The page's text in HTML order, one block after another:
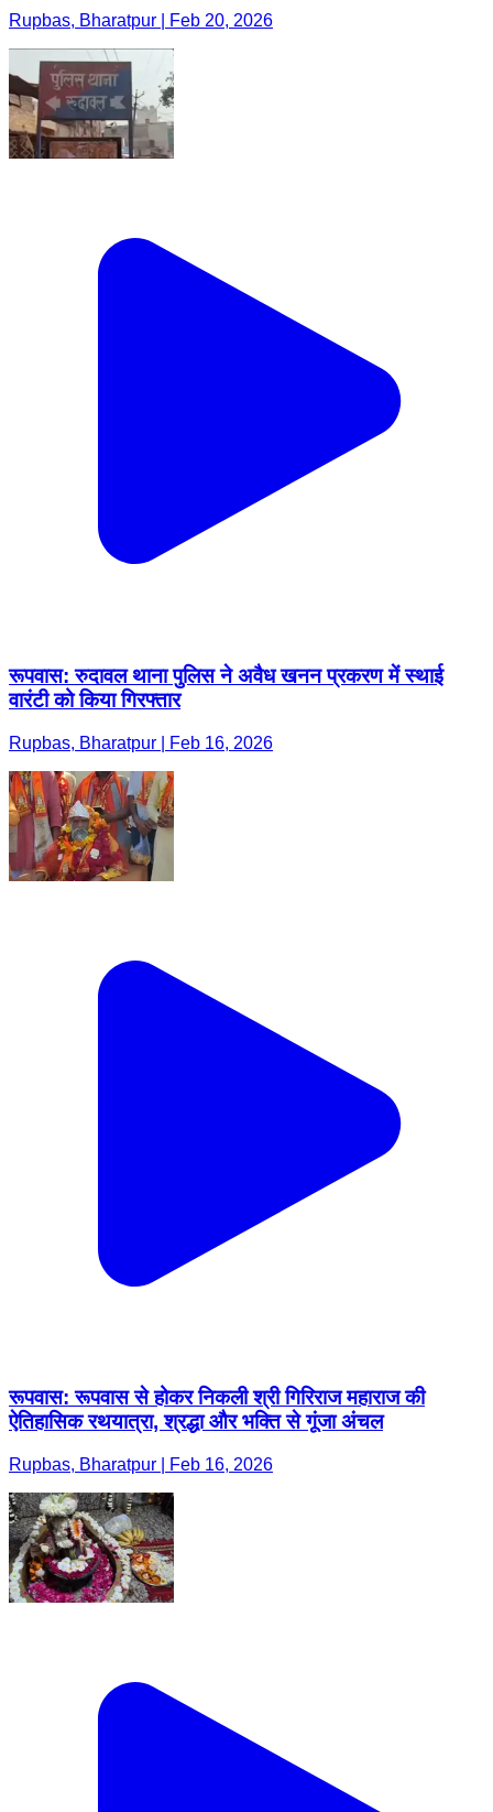
Rupbas, Bharatpur | Feb 20, 2026
रूपवास: रुदावल थाना पुलिस ने अवैध खनन प्रकरण में स्थाई
वारंटी को किया गिरफ्तार
Rupbas, Bharatpur | Feb 16, 2026
रूपवास: रूपवास से होकर निकली श्री गिरिराज महाराज की
ऐतिहासिक रथयात्रा, श्रद्धा और भक्ति से गूंजा अंचल
Rupbas, Bharatpur | Feb 16, 2026